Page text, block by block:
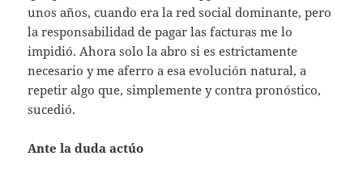
unos años, cuando era la red social dominante, pero
la responsabilidad de pagar las facturas me lo
impidió. Ahora solo la abro si es estrictamente
necesario y me aferro a esa evolución natural, a
repetir algo que, simplemente y contra pronóstico,
sucedió.
Ante la duda actúo